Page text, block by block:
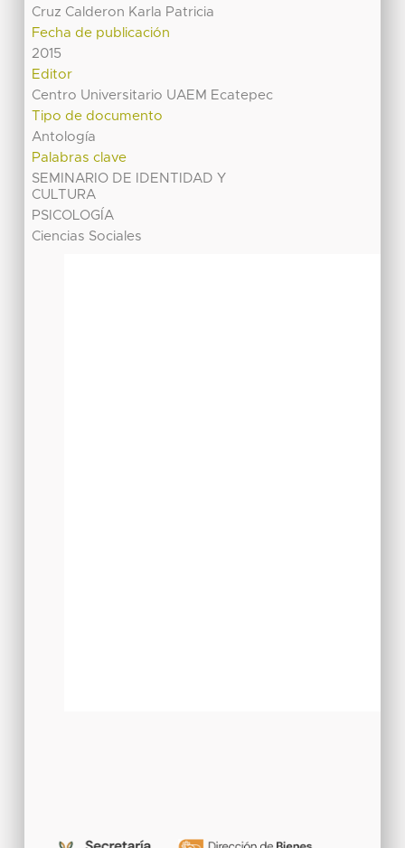
Cruz Calderon Karla Patricia
Fecha de publicación
2015
Editor
Centro Universitario UAEM Ecatepec
Tipo de documento
Antología
Palabras clave
SEMINARIO DE IDENTIDAD Y
CULTURA
PSICOLOGÍA
Ciencias Sociales